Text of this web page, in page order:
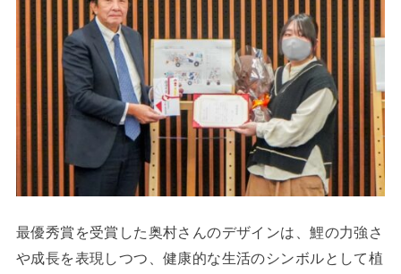
最優秀賞を受賞した奥村さんのデザインは、鯉の力強さ
や成長を表現しつつ、健康的な生活のシンボルとして植